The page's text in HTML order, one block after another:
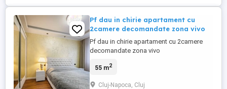
Pf dau in chirie apartament cu
2camere decomandate zona vivo
Pf dau in chirie apartament cu 2camere
decomandate zona vivo
55 m2
Cluj-Napoca, Cluj